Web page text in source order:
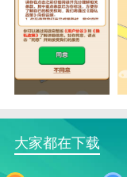
轻松拆卸螺丝，
3.红包奖励机
个红包，让你在
4.丰富多样
螺丝消不停亮点
大家都在下载